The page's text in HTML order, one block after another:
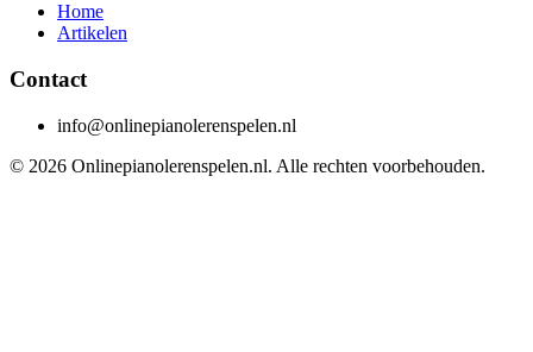
Home
Artikelen
Contact
info@onlinepianolerenspelen.nl
© 2026 Onlinepianolerenspelen.nl. Alle rechten voorbehouden.